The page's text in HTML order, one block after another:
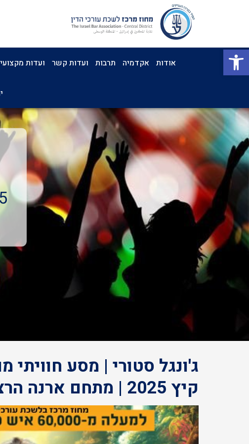
פתח סרגל נגישות אודות אקדמיה תרבות ועדות קשר ועדות
ג'ונגל סטורי | מסע חוויתי
קיץ 2025 | מתחם ארנה הרצליה